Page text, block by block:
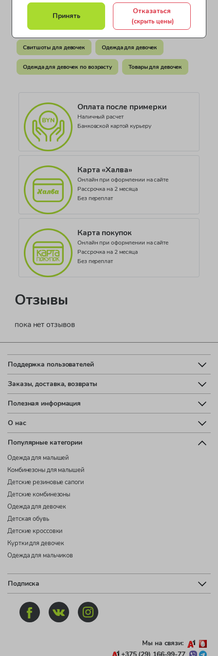
Тунис
Документ о соответствии
Коллекция
Basic Love Nature JG
Одежда для девочек от 8 до 10 лет
Одежда для девочек от 11 до 13 лет
Свитшоты для девочек Одежда для девочек
Одежда для девочек по возрасту Товары для девочек
Оплата после примерки
Наличный расчет
Банковской картой курьеру
Карта «Халва»
Онлайн при оформлении на сайте
Рассрочка на 2 месяца
Без переплат
Карта покупок
Онлайн при оформлении на сайте
Рассрочка на 2 месяца
Без переплат
Отзывы
пока нет отзывов
Поддержка пользователей
Заказы, доставка, возвраты
Полезная информация
О нас
Популярные категории
Одежда для малышей
Комбинезоны для малышей
Детские резиновые сапоги
Детские комбинезоны
Одежда для девочек
Детская обувь
Детские кроссовки
Куртки для девочек
Одежда для мальчиков
Подписка
Мы на связи:
Принять
Отказаться
(скрыть цены)